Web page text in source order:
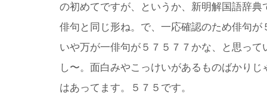
の初めてですが、というか、新明解国語辞典
俳句と同じ形ね。で、一応確認のため俳句が
いや万が一俳句が５７５７７かな、と思って
し〜。面白みやこっけいがあるものばかり
はあってます。５７５です。